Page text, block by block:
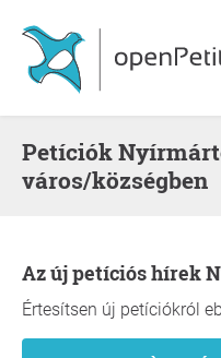
Petíciók Nyírmártonfalva
város/községben
Az új petíciós hírek
Értesítsen új petíciókról